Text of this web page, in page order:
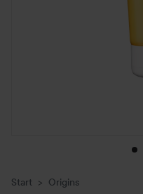
Start Origins